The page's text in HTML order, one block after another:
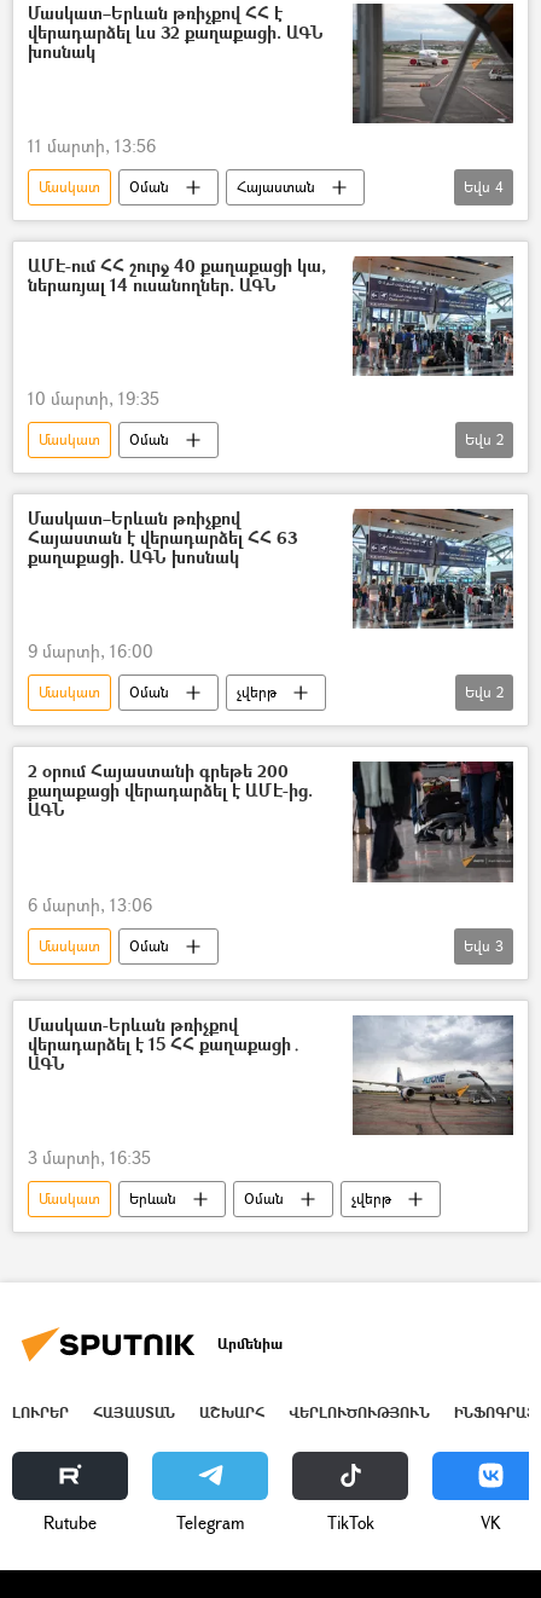
Մասկատ–Երևան թռիչքով ՀՀ է
վերադարձել ևս 32 քաղաքացի. ԱԳՆ
խոսնակ
11 մարտի, 13:56
Մասկատ Օման
Հայաստան
Երևան
թռիչք
չվերթ
Արաբական միացյալ էմիրություններ (ԱՄԷ)
Եվս 4
ԱՄԷ-ում ՀՀ շուրջ 40 քաղաքացի կա,
ներառյալ 14 ուսանողներ. ԱԳՆ
10 մարտի, 19:35
Մասկատ
Օման
Արաբական միացյալ էմիրություններ (ԱՄԷ)
ՀՀ Արտաքին գործերի նախարարություն. ԱԳՆ
Եվս 2
Մասկատ–Երևան թռիչքով
Հայաստան է վերադարձել ՀՀ 63
քաղաքացի. ԱԳՆ խոսնակ
9 մարտի, 16:00
Մասկատ Օման
չվերթ
Հայաստան
Արաբական միացյալ էմիրություններ (ԱՄԷ)
Եվս 2
2 օրում Հայաստանի գրեթե 200
քաղաքացի վերադարձել է ԱՄԷ-ից.
ԱԳՆ
6 մարտի, 13:06
Մասկատ
Օման
ՀՀ Արտաքին գործերի նախարարություն. ԱԳՆ
Արաբական միացյալ էմիրություններ (ԱՄԷ)
չվերթ
Եվս 3
Մասկատ-Երևան թռիչքով
վերադարձել է 15 ՀՀ քաղաքացի․
ԱԳՆ
3 մարտի, 16:35
Մասկատ Երևան Օման չվերթ
Արմենիա
ԼՈՒՐԵՐ ՀԱՅԱՍՏԱՆ ԱՇԽԱՐՀ ՎԵՐԼՈՒԾՈՒԹՅՈՒՆ
Rutube Telegram ТikТоk VK